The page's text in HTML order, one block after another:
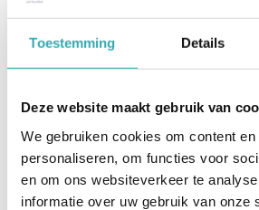
Toestemming Details
Deze website maakt gebruik van
We gebruiken cookies om content
personaliseren, om functies voor
en om ons websiteverkeer te
informatie over uw gebruik van onze
interactieve oplossingen?
Neem dan contact op met
contactformulier in.
terug naar